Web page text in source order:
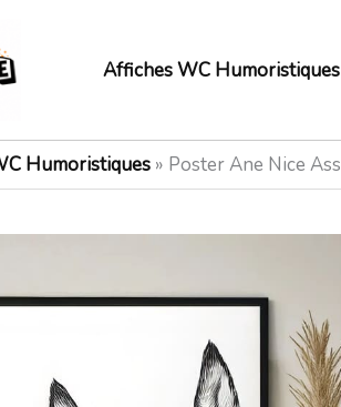
Affiches WC Humoristiques
Humoristiques » Poster Ane Nice Ass